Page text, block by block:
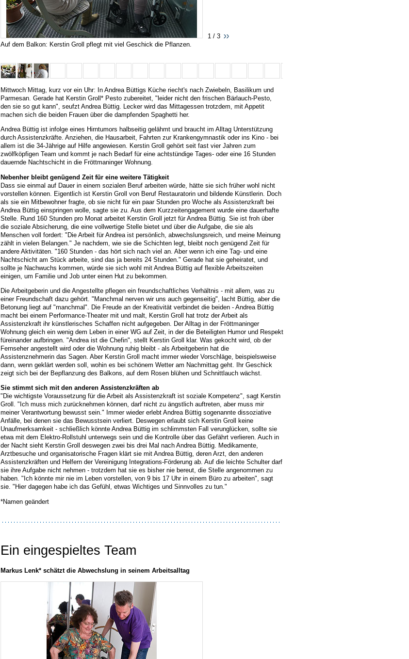
1 / 3
Auf dem Balkon: Kerstin Groll pflegt mit viel Geschick die Pflanzen.
Mittwoch Mittag, kurz vor ein Uhr: In Andrea Büttigs Küche riecht's nach Zwiebeln, Basilikum und
Parmesan. Gerade hat Kerstin Groll* Pesto zubereitet, "leider nicht den frischen Bärlauch-Pesto,
den sie so gut kann", seufzt Andrea Büttig. Lecker wird das Mittagessen trotzdem, mit Appetit
machen sich die beiden Frauen über die dampfenden Spaghetti her.
Andrea Büttig ist infolge eines Hirntumors halbseitig gelähmt und braucht im Alltag Unterstützung
durch Assistenzkräfte. Anziehen, die Hausarbeit, Fahrten zur Krankengymnastik oder ins Kino - bei
allem ist die 34-Jährige auf Hilfe angewiesen. Kerstin Groll gehört seit fast vier Jahren zum
zwölfköpfigen Team und kommt je nach Bedarf für eine achtstündige Tages- oder eine 16 Stunden
dauernde Nachtschicht in die Fröttmaninger Wohnung.
Nebenher bleibt genügend Zeit für eine weitere Tätigkeit
Dass sie einmal auf Dauer in einem sozialen Beruf arbeiten würde, hätte sie sich früher wohl nicht
vorstellen können. Eigentlich ist Kerstin Groll von Beruf Restauratorin und bildende Künstlerin. Doch
als sie ein Mitbewohner fragte, ob sie nicht für ein paar Stunden pro Woche als Assistenzkraft bei
Andrea Büttig einspringen wolle, sagte sie zu. Aus dem Kurzzeitengagement wurde eine dauerhafte
Stelle. Rund 160 Stunden pro Monat arbeitet Kerstin Groll jetzt für Andrea Büttig. Sie ist froh über
die soziale Absicherung, die eine vollwertige Stelle bietet und über die Aufgabe, die sie als
Menschen voll fordert: "Die Arbeit für Andrea ist persönlich, abwechslungsreich, und meine Meinung
zählt in vielen Belangen." Je nachdem, wie sie die Schichten legt, bleibt noch genügend Zeit für
andere Aktivitäten. "160 Stunden - das hört sich nach viel an. Aber wenn ich eine Tag- und eine
Nachtschicht am Stück arbeite, sind das ja bereits 24 Stunden." Gerade hat sie geheiratet, und
sollte je Nachwuchs kommen, würde sie sich wohl mit Andrea Büttig auf flexible Arbeitszeiten
einigen, um Familie und Job unter einen Hut zu bekommen.
Die Arbeitgeberin und die Angestellte pflegen ein freundschaftliches Verhältnis - mit allem, was zu
einer Freundschaft dazu gehört. "Manchmal nerven wir uns auch gegenseitig", lacht Büttig, aber die
Betonung liegt auf "manchmal". Die Freude an der Kreativität verbindet die beiden - Andrea Büttig
macht bei einem Performance-Theater mit und malt, Kerstin Groll hat trotz der Arbeit als
Assistenzkraft ihr künstlerisches Schaffen nicht aufgegeben. Der Alltag in der Fröttmaninger
Wohnung gleich ein wenig dem Leben in einer WG auf Zeit, in der die Beteiligten Humor und Respekt
füreinander aufbringen. "Andrea ist die Chefin", stellt Kerstin Groll klar. Was gekocht wird, ob der
Fernseher angestellt wird oder die Wohnung ruhig bleibt - als Arbeitgeberin hat die
Assistenznehmerin das Sagen. Aber Kerstin Groll macht immer wieder Vorschläge, beispielsweise
dann, wenn geklärt werden soll, wohin es bei schönem Wetter am Nachmittag geht. Ihr Geschick
zeigt sich bei der Bepflanzung des Balkons, auf dem Rosen blühen und Schnittlauch wächst.
Sie stimmt sich mit den anderen Assistenzkräften ab
"Die wichtigste Voraussetzung für die Arbeit als Assistenzkraft ist soziale Kompetenz", sagt Kerstin
Groll. "Ich muss mich zurücknehmen können, darf nicht zu ängstlich auftreten, aber muss mir
meiner Verantwortung bewusst sein." Immer wieder erlebt Andrea Büttig sogenannte dissoziative
Anfälle, bei denen sie das Bewusstsein verliert. Deswegen erlaubt sich Kerstin Groll keine
Unaufmerksamkeit - schließlich könnte Andrea Büttig im schlimmsten Fall verunglücken, sollte sie
etwa mit dem Elektro-Rollstuhl unterwegs sein und die Kontrolle über das Gefährt verlieren. Auch in
der Nacht sieht Kerstin Groll deswegen zwei bis drei Mal nach Andrea Büttig. Medikamente,
Arztbesuche und organisatorische Fragen klärt sie mit Andrea Büttig, deren Arzt, den anderen
Assistenzkräften und Helfern der Vereinigung Integrations-Förderung ab. Auf die leichte Schulter darf
sie ihre Aufgabe nicht nehmen - trotzdem hat sie es bisher nie bereut, die Stelle angenommen zu
haben. "Ich könnte mir nie im Leben vorstellen, von 9 bis 17 Uhr in einem Büro zu arbeiten", sagt
sie. "Hier dagegen habe ich das Gefühl, etwas Wichtiges und Sinnvolles zu tun."
*Namen geändert
Ein eingespieltes Team
Markus Lenk* schätzt die Abwechslung in seinem Arbeitsalltag